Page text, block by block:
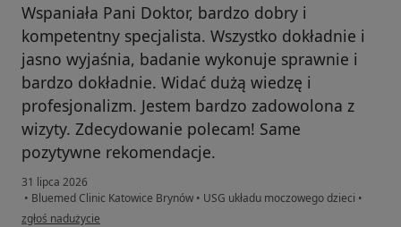
Wspaniała Pani Doktor, bardzo dobry i
kompetentny specjalista. Wszystko dokładnie i
jasno wyjaśnia, badanie wykonuje sprawnie i
bardzo dokładnie. Widać dużą wiedzę i
profesjonalizm. Jestem bardzo zadowolona z
wizyty. Zdecydowanie polecam! Same
pozytywne rekomendacje.
31 lipca 2026
• Bluemed Clinic Katowice Brynów • USG układu moczowego dzieci •
w opinii użytkownika Olha
zgłoś nadużycie